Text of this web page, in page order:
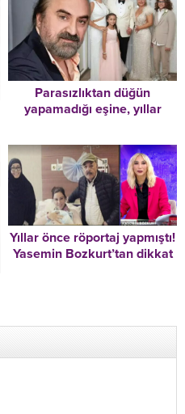
Parasızlıktan düğün
yapamadığı eşine, yıllar
Son paylaşımı 22 saat önce!
Bu dünyadan bir Volkan
Konak geçti…
Yıllar önce röportaj yapmıştı!
Yasemin Bozkurt’tan dikkat